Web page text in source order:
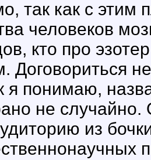
так как с
человеков
кто про
Договориться
я понимаю,
не случайно.
из